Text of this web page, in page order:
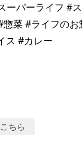
ーパーライフ #
菜 #ライフのお
ス #カレー
ちら